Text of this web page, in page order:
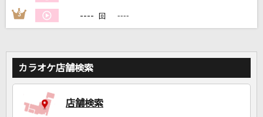
3 ---- 回 ----
カラオケ店舗検索
店舗検索